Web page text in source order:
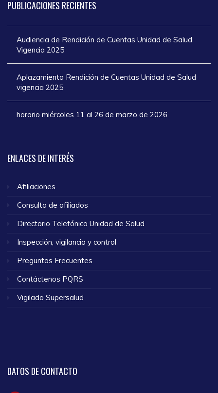
PUBLICACIONES RECIENTES
Audiencia de Rendición de Cuentas Unidad de Salud
Vigencia 2025
Aplazamiento Rendición de Cuentas Unidad de Salud
vigencia 2025
horario miércoles 11 al 26 de marzo de 2026
ENLACES DE INTERÉS
Afiliaciones
Consulta de afiliados
Directorio Telefónico Unidad de Salud
Inspección, vigilancia y control
Preguntas Frecuentes
Contáctenos PQRS
Vigilado Supersalud
DATOS DE CONTACTO